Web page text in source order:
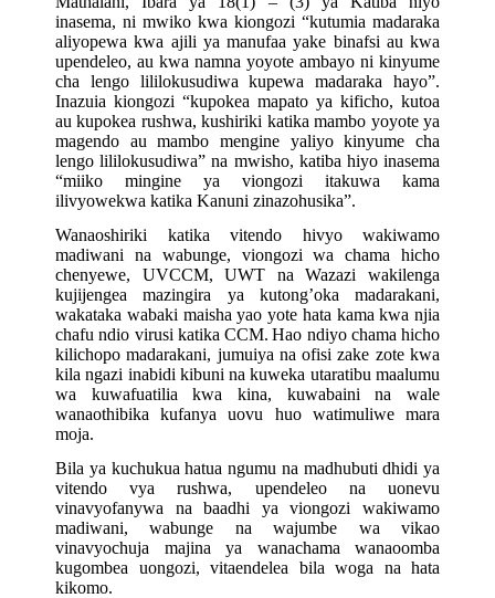
inasema, ni mwiko kwa kiongozi “kutumia madaraka
aliyopewa kwa ajili ya manufaa yake binafsi au kwa
upendeleo, au kwa namna yoyote ambayo ni kinyume
cha lengo lililokusudiwa kupewa madaraka hayo”.
Inazuia kiongozi “kupokea mapato ya kificho, kutoa
au kupokea rushwa, kushiriki katika mambo yoyote ya
magendo au mambo mengine yaliyo kinyume cha
lengo lililokusudiwa” na mwisho, katiba hiyo inasema
“miiko mingine ya viongozi itakuwa kama
ilivyowekwa katika Kanuni zinazohusika”.
Wanaoshiriki katika vitendo hivyo wakiwamo
madiwani na wabunge, viongozi wa chama hicho
chenyewe, UVCCM, UWT na Wazazi wakilenga
kujijengea mazingira ya kutong’oka madarakani,
wakataka wabaki maisha yao yote hata kama kwa njia
chafu ndio virusi katika CCM. Hao ndiyo chama hicho
kilichopo madarakani, jumuiya na ofisi zake zote kwa
kila ngazi inabidi kibuni na kuweka utaratibu maalumu
wa kuwafuatilia kwa kina, kuwabaini na wale
wanaothibika kufanya uovu huo watimuliwe mara
moja.
Bila ya kuchukua hatua ngumu na madhubuti dhidi ya
vitendo vya rushwa, upendeleo na uonevu
vinavyofanywa na baadhi ya viongozi wakiwamo
madiwani, wabunge na wajumbe wa vikao
vinavyochuja majina ya wanachama wanaoomba
kugombea uongozi, vitaendelea bila woga na hata
kikomo.